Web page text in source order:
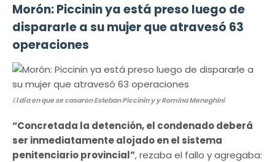
Morón: Piccinin ya está preso luego de
dispararle a su mujer que atravesó 63
operaciones
El día en que se casaron Esteban Piccinin y y Romina Meneghini
“Concretada la detención, el condenado deberá
ser inmediatamente alojado en el sistema
penitenciario provincial”, rezaba el fallo y agregaba: